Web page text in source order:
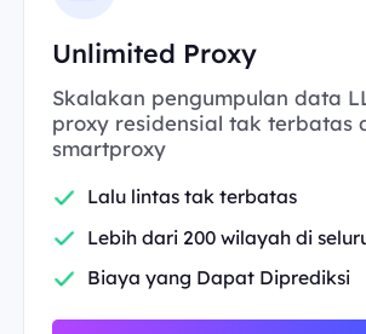
Unlimited Proxy
Skalakan pengumpulan data
proxy residensial tak terbatas
smartproxy
Lalu lintas tak terbatas
Lebih dari 200 wilayah di
Biaya yang Dapat Diprediksi